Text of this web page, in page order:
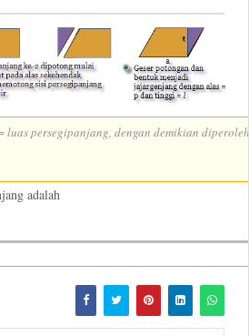
luas persegipanjang, dengan demikian
adalah